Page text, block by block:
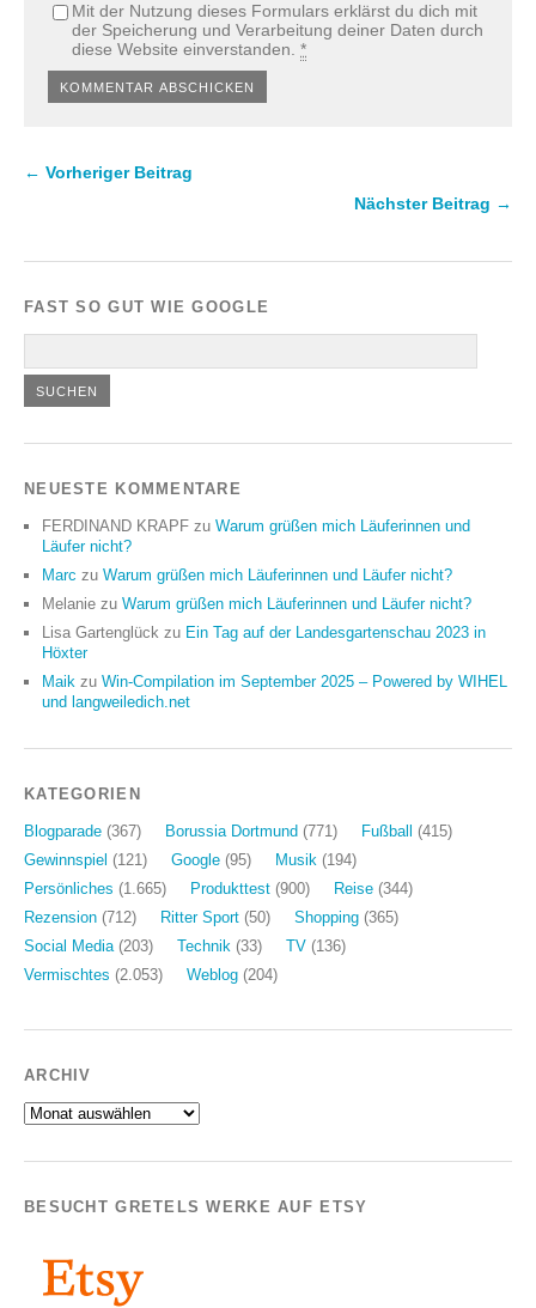
Mit der Nutzung dieses Formulars erklärst du dich mit
der Speicherung und Verarbeitung deiner Daten durch
diese Website einverstanden. *
← Vorheriger Beitrag
Nächster Beitrag →
FAST SO GUT WIE GOOGLE
NEUESTE KOMMENTARE
FERDINAND KRAPF zu Warum grüßen mich Läuferinnen und
Läufer nicht?
Marc zu Warum grüßen mich Läuferinnen und Läufer nicht?
Melanie zu Warum grüßen mich Läuferinnen und Läufer nicht?
Lisa Gartenglück zu Ein Tag auf der Landesgartenschau 2023 in
Höxter
Maik zu Win-Compilation im September 2025 – Powered by WIHEL
und langweiledich.net
KATEGORIEN
Blogparade (367) Borussia Dortmund (771) Fußball
(415)
Gewinnspiel (121) Google (95) Musik (194)
Persönliches (1.665) Produkttest (900) Reise (344)
Rezension (712) Ritter Sport (50) Shopping (365)
Social Media(203) Technik (33) TV (136)
Vermischtes (2.053) Weblog (204)
ARCHIV
Archiv
BESUCHT GRETELS WERKE AUF ETSY